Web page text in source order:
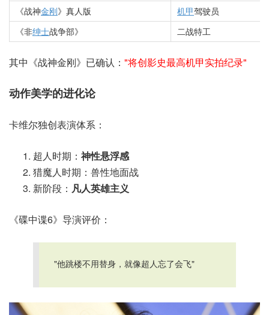
《战神金刚》真人版 机甲驾驶员
《非绅士战争部》 二战特工
其中《战神金刚》已确认： "将创影史最高机甲实拍纪录"
动作美学的进化论
卡维尔独创表演体系：
超人时期： 神性悬浮感
猎魔人时期：兽性地面战
新阶段： 凡人英雄主义
《碟中谍6》导演评价：
"他跳楼不用替身，就像超人忘了会飞"